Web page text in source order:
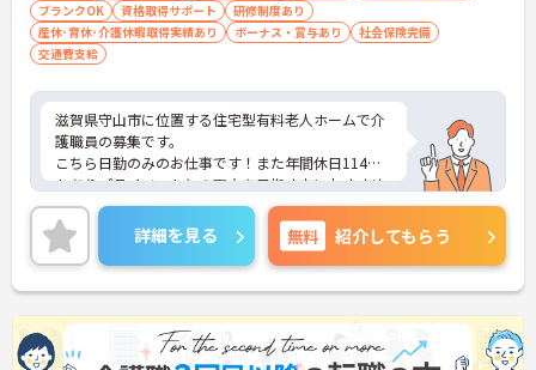
ブランクOK
資格取得サポート
研修制度あり
産休･育休･介護休暇取得実績あり
ボーナス・賞与あり
社会保険完備
交通費支給
滋賀県守山市に位置する住宅型有料老人ホームで介
護職員の募集です。
こちら日勤のみのお仕事です！また年間休日114日
もありプライベートとの両立を目指す方におすすめ
の環境です◎
昇給や賞与制度があり、頑張りが評価されてしっか
りと職員に還元されます。さらに福利厚生も充実し
ているのは嬉しいポイントです◎
こちらの求人にご興味がございましたら面接のポイ
ントもお伝えしますので是非ご応募お待ちしており
ます。
詳細を見る 無料 紹介してもらう